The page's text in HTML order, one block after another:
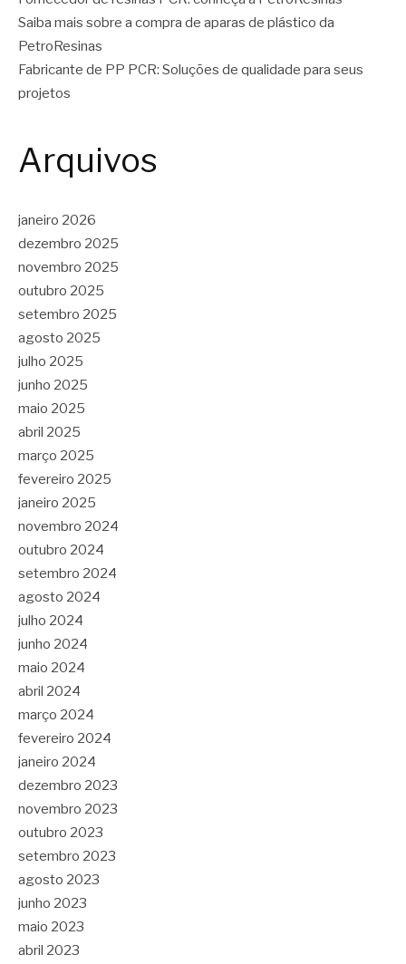
Saiba mais sobre a compra de aparas de plástico da
PetroResinas
Fabricante de PP PCR: Soluções de qualidade para seus
projetos
Arquivos
janeiro 2026
dezembro 2025
novembro 2025
outubro 2025
setembro 2025
agosto 2025
julho 2025
junho 2025
maio 2025
abril 2025
março 2025
fevereiro 2025
janeiro 2025
novembro 2024
outubro 2024
setembro 2024
agosto 2024
julho 2024
junho 2024
maio 2024
abril 2024
março 2024
fevereiro 2024
janeiro 2024
dezembro 2023
novembro 2023
outubro 2023
setembro 2023
agosto 2023
junho 2023
maio 2023
abril 2023